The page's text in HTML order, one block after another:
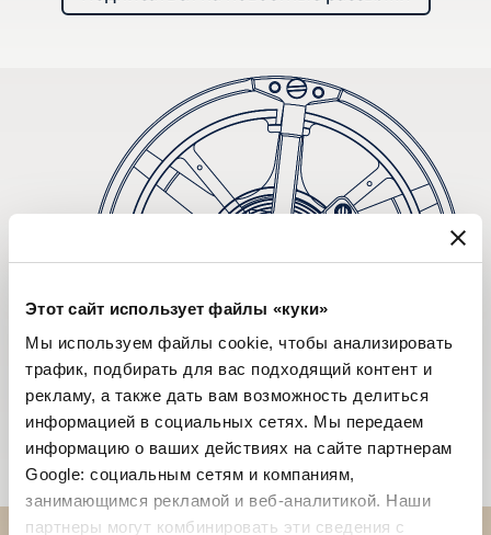
Этот сайт использует файлы «куки»
Мы используем файлы cookie, чтобы анализировать
трафик, подбирать для вас подходящий контент и
рекламу, а также дать вам возможность делиться
информацией в социальных сетях. Мы передаем
информацию о ваших действиях на сайте партнерам
Google: социальным сетям и компаниям,
занимающимся рекламой и веб-аналитикой. Наши
партнеры могут комбинировать эти сведения с